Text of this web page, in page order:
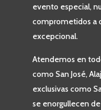
evento especial,
comprometidos a
excepcional.
Atendemos en
como San José,
exclusivas como
se enorgullecen